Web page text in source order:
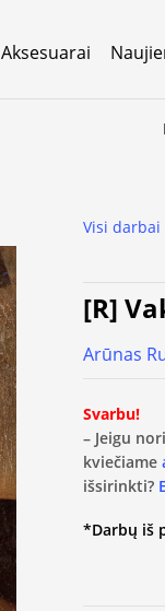
Aksesuarai
Visi darbai
[R]
Arūnas
Svarbu!
– Jeigu
kviečiame
išsirinkti?
*Darbų iš